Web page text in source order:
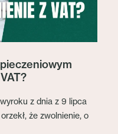
z dnia z 9 lipca
że zwolnienie, o